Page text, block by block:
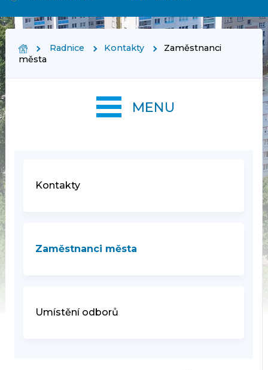
Radnice Kontakty
Zaměstnanci
města
Kontakty
Zaměstnanci města
Umístění odborů
MENU